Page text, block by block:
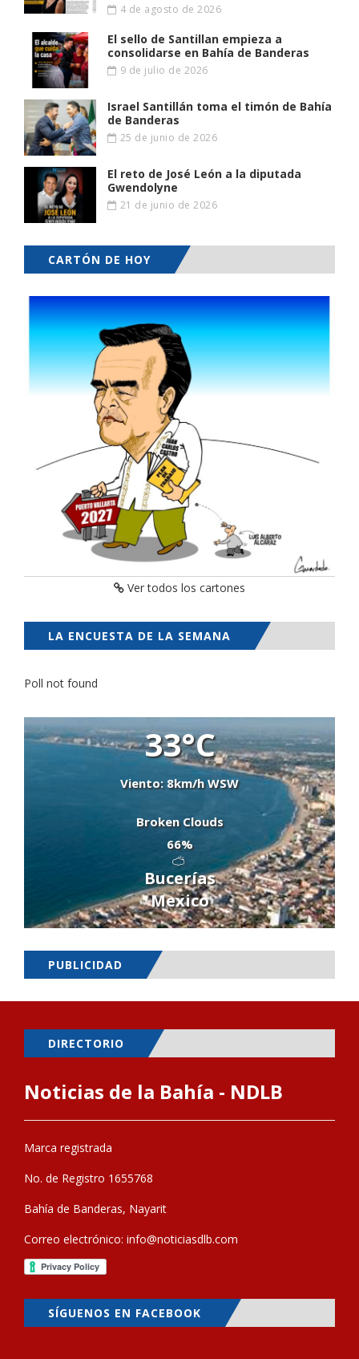
4 de agosto de 2026
El sello de Santillan empieza a
consolidarse en Bahía de Banderas
9 de julio de 2026
Israel Santillán toma el timón de Bahía
de Banderas
25 de junio de 2026
El reto de José León a la diputada
Gwendolyne
21 de junio de 2026
CARTÓN DE HOY
Ver todos los cartones
LA ENCUESTA DE LA SEMANA
Poll not found
33°C
Viento: 8km/h WSW
Broken Clouds
66%
Bucerías
Mexico
PUBLICIDAD
DIRECTORIO
Noticias de la Bahía - NDLB
Marca registrada
No. de Registro 1655768
Bahía de Banderas, Nayarit
Correo electrónico: info@noticiasdlb.com
SÍGUENOS EN FACEBOOK